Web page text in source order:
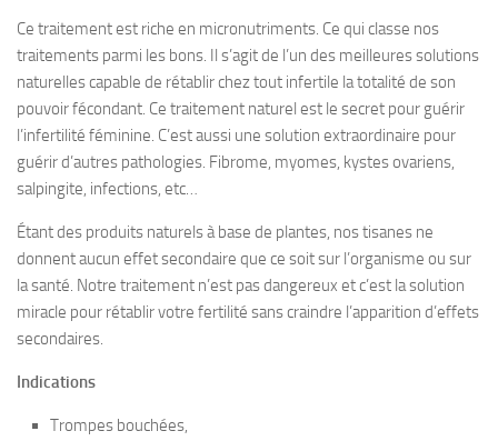
Ce traitement est riche en micronutriments. Ce qui classe nos
traitements parmi les bons. Il s’agit de l’un des meilleures solutions
naturelles capable de rétablir chez tout infertile la totalité de son
pouvoir fécondant. Ce traitement naturel est le secret pour guérir
l’infertilité féminine. C’est aussi une solution extraordinaire pour
guérir d’autres pathologies. Fibrome, myomes, kystes ovariens,
salpingite, infections, etc…
Étant des produits naturels à base de plantes, nos tisanes ne
donnent aucun effet secondaire que ce soit sur l’organisme ou sur
la santé. Notre traitement n’est pas dangereux et c’est la solution
miracle pour rétablir votre fertilité sans craindre l’apparition d’effets
secondaires.
Indications
Trompes bouchées,